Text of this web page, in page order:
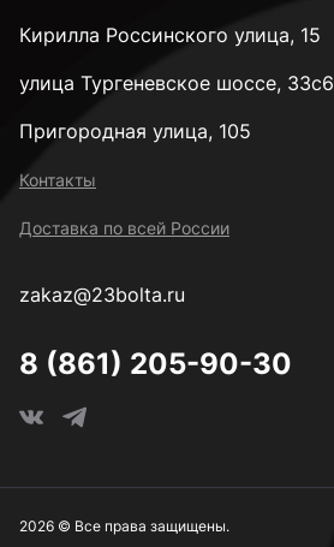
Кирилла Россинского улица, 15
улица Тургеневское шоссе, 33с6
Пригородная улица, 105
Контакты
Доставка по всей России
zakaz@23bolta.ru
8 (861) 205-90-30
2026 © Все права защищены.